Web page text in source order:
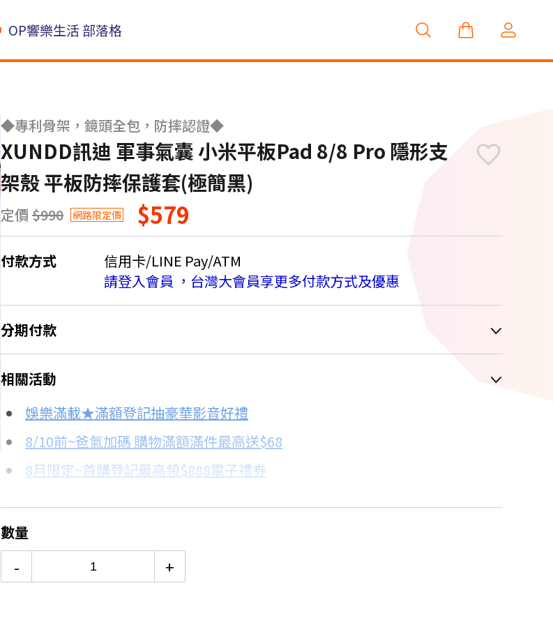
OP響樂生活 部落格
5.9折
◆專利骨架，鏡頭全包，防摔認證◆
XUNDD訊迪 軍事氣囊 小米平板Pad 8/8 Pro 隱形支
架殼 平板防摔保護套(極簡黑)
定價 $990 網路限定價 $579
付款方式
信用卡/LINE Pay/ATM
請登入會員 ，台灣大會員享更多付款方式及優惠
分期付款
＊實際可分期數、適用利率，請以購物車顯示為主
信用卡分期
分期數
3期
每期金額
$206
$51
配合銀行/業者
18家銀行/業者
相關活動
娛樂滿載★滿額登記抽豪華影音好禮
8/10前~爸氣加碼 購物滿額滿件最高送$68
8月限定~首購登記最高領$888電子禮券
更多信用卡分期0利率滿額享回饋
數量
- +